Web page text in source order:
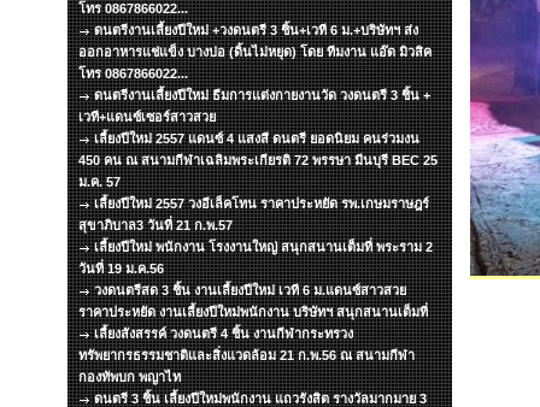
โทร 0867866022...
ดนตรีงานเลี้ยงปีใหม่ +วงดนตรี 3 ชิ้น+เวที 6 ม.+บริษัทฯ ส่ง
ออกอาหารแช่แข็ง บางบ่อ (ดิ้นไม่หยุด) โดย ทีมงาน แอ๊ด มิวสิค
โทร 0867866022...
ดนตรีงานเลี้ยงปีใหม่ ธีมการแต่งกายงานวัด วงดนตรี 3 ชิ้น +
เวที+แดนซ์เซอร์สาวสวย
เลี้ยงปีใหม่ 2557 แดนซ์ 4 แสงสี ดนตรี ยอดนิยม คนร่วมงน
450 คน ณ สนามกีฬาเฉลิมพระเกียรติ 72 พรรษา มีนบุรี BEC 25
ม.ค. 57
เลี้ยงปีใหม่ 2557 วงอีเล็คโทน ราคาประหยัด รพ.เกษมราษฎร์
สุขาภิบาล3 วันที่ 21 ก.พ.57
เลี้ยงปีใหม่ พนักงาน โรงงานใหญ่ สนุกสนานเต็มที่ พระราม 2
วันที่ 19 ม.ค.56
วงดนตรีสด 3 ชิ้น งานเลี้ยงปีใหม่ เวที 6 ม.แดนซ์สาวสวย
ราคาประหยัด งานเลี้ยงปีใหม่พนักงาน บริษัทฯ สนุกสนานเต็มที่
เลี้ยงสังสรรค์ วงดนตรี 4 ชิ้น งานกีฬากระทรวง
ทรัพยากรธรรมชาติและสิ่งแวดล้อม 21 ก.พ.56 ณ สนามกีฬา
กองทัพบก พญาไท
ดนตรี 3 ชิ้น เลี้ยงปีใหม่พนักงาน แถวรังสิต รางวัลมากมาย 3